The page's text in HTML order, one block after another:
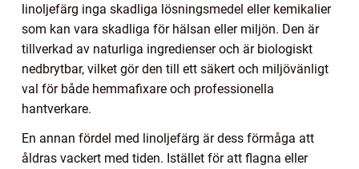
linoljefärg inga skadliga lösningsmedel eller kemikalier
som kan vara skadliga för hälsan eller miljön. Den är
tillverkad av naturliga ingredienser och är biologiskt
nedbrytbar, vilket gör den till ett säkert och miljövänligt
val för både hemmafixare och professionella
hantverkare.
En annan fördel med linoljefärg är dess förmåga att
åldras vackert med tiden. Istället för att flagna eller